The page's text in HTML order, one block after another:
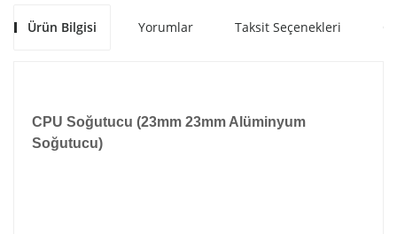
Ürün Bilgisi Yorumlar Taksit Seçenekleri
CPU Soğutucu (23mm 23mm Alüminyum
Soğutucu)